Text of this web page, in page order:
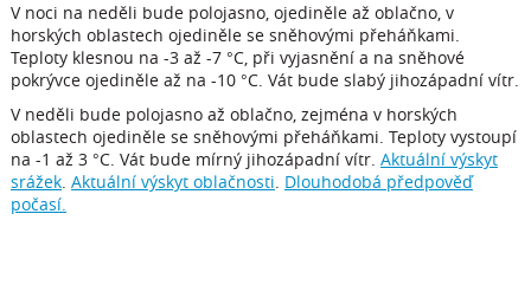
V noci na neděli bude polojasno, ojediněle až oblačno, v
horských oblastech ojediněle se sněhovými přeháňkami.
Teploty klesnou na -3 až -7 °C, při vyjasnění a na sněhové
pokrývce ojediněle až na -10 °C. Vát bude slabý jihozápadní vítr.
V neděli bude polojasno až oblačno, zejména v horských
oblastech ojediněle se sněhovými přeháňkami. Teploty vystoupí
na -1 až 3 °C. Vát bude mírný jihozápadní vítr. Aktuální výskyt
srážek. Aktuální výskyt oblačnosti. Dlouhodobá předpověď
počasí.